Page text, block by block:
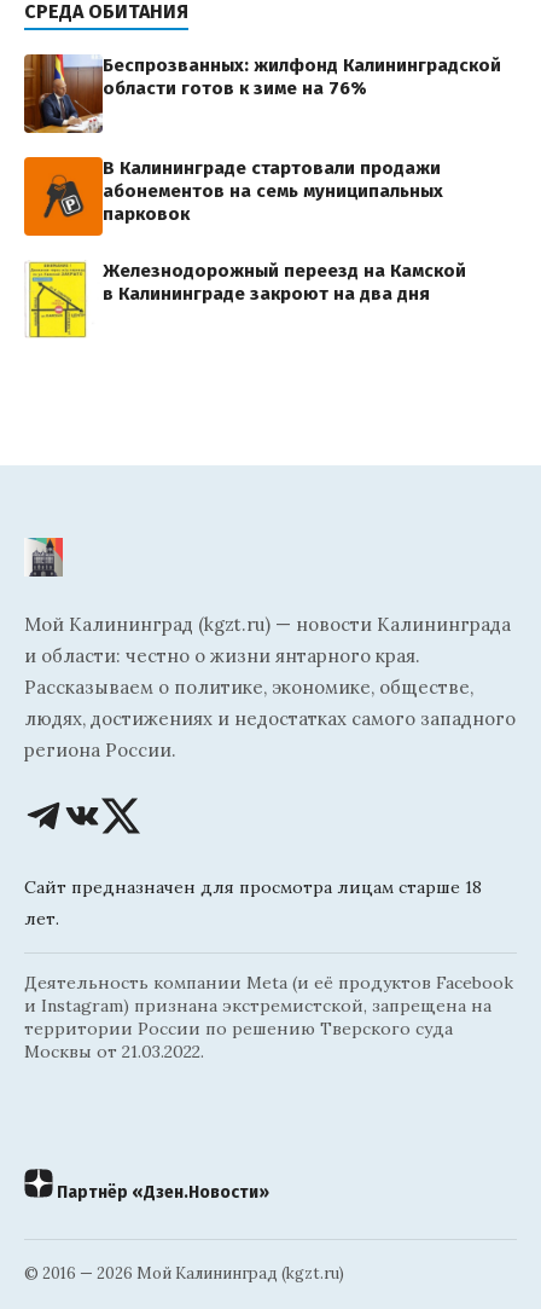
СРЕДА ОБИТАНИЯ
Беспрозванных: жилфонд Калининградской
области готов к зиме на 76%
В Калининграде стартовали продажи
абонементов на семь муниципальных
парковок
Железнодорожный переезд на Камской
в Калининграде закроют на два дня
Мой Калининград (kgzt.ru) — новости Калининграда
и области: честно о жизни янтарного края.
Рассказываем о политике, экономике, обществе,
людях, достижениях и недостатках самого западного
региона России.
Сайт предназначен для просмотра лицам старше 18
лет.
Деятельность компании Meta (и её продуктов Facebook
и Instagram) признана экстремистской, запрещена на
территории России по решению Тверского суда
Москвы от 21.03.2022.
Партнёр «Дзен.Новости»
© 2016 — 2026 Мой Калининград (kgzt.ru)